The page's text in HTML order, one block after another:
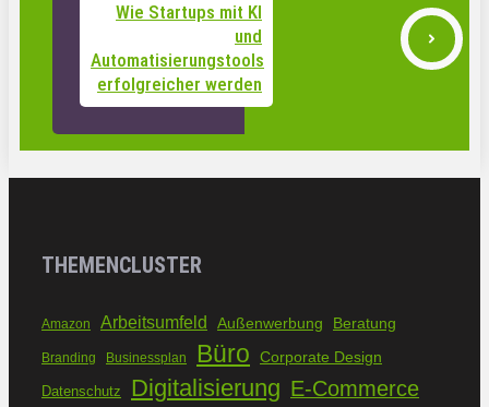
Wie Startups mit KI
und
Automatisierungstools
erfolgreicher werden
THEMENCLUSTER
Amazon Arbeitsumfeld Außenwerbung Beratung
Branding Businessplan Büro Corporate Design
Datenschutz Digitalisierung E-Commerce